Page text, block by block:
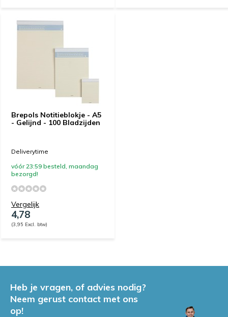
Brepols Notitieblokje - A5
- Gelijnd - 100 Bladzijden
Deliverytime
vóór 23:59 besteld, maandag
bezorgd!
Vergelijk
4,78
(3,95 Excl. btw)
Heb je vragen, of advies nodig?
Neem gerust contact met ons
op!